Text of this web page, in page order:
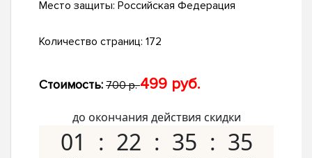
Место защиты: Российская Федерация
Количество страниц: 172
Стоимость: 700 р.499 руб.
до окончания действия скидки
01 22 35 34